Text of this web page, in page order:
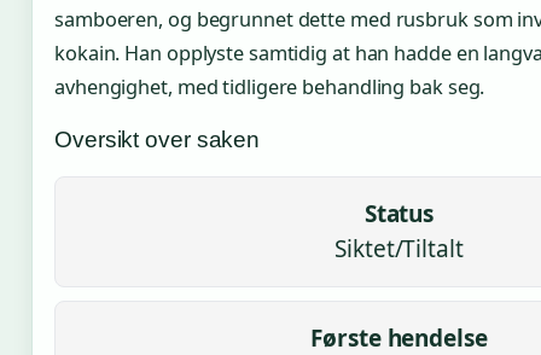
samboeren, og begrunnet dette med rusbruk som
kokain. Han opplyste samtidig at han hadde en
avhengighet, med tidligere behandling bak seg.
Oversikt over saken
Status
Siktet/Tiltalt
Første hendelse